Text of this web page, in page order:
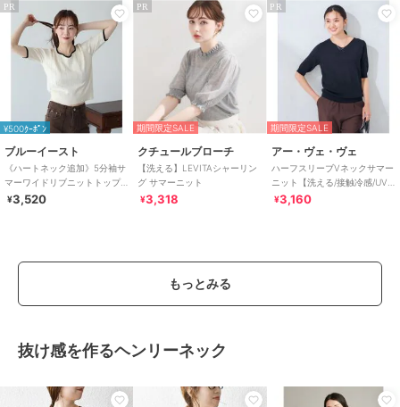
PR
¥500ｸｰﾎﾟﾝ
ブルーイースト
《ハートネック追加》5分袖サ
マーワイドリブニットトップ
ス
¥3,520
PR
期間限定SALE
クチュールブローチ
【洗える】LEVITAシャーリン
グ サマーニット
¥3,318
PR
期間限定SALE
アー・ヴェ・ヴェ
ハーフスリーブVネックサマー
ニット【洗える/接触冷感/UV
カット】
¥3,160
もっとみる
抜け感を作るヘンリーネック